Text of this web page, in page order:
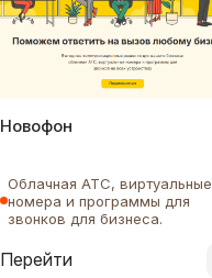
Новофон
Облачная АТС, виртуальные
номера и программы для
звонков для бизнеса.
Перейти